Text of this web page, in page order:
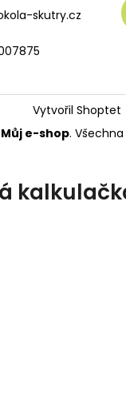
skutry.cz
Vytvořil Shoptet
Můj e-shop.